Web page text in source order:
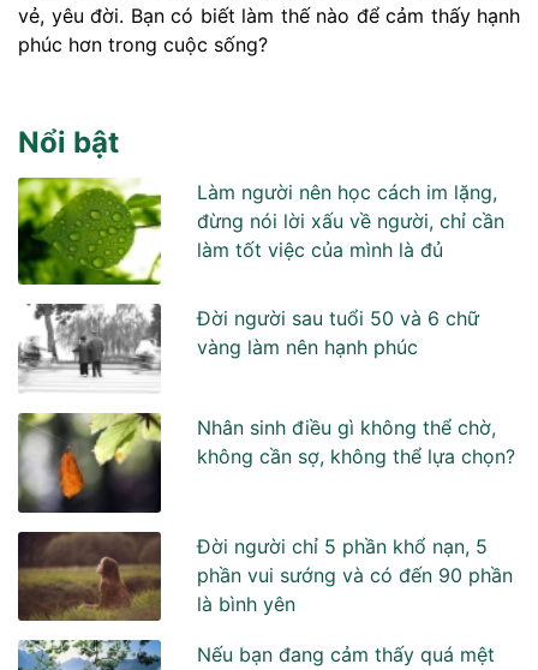
vẻ, yêu đời. Bạn có biết làm thế nào để cảm thấy hạnh
phúc hơn trong cuộc sống?
Nổi bật
Làm người nên học cách im lặng,
đừng nói lời xấu về người, chỉ cần
làm tốt việc của mình là đủ
Đời người sau tuổi 50 và 6 chữ
vàng làm nên hạnh phúc
Nhân sinh điều gì không thể chờ,
không cần sợ, không thể lựa chọn?
Đời người chỉ 5 phần khổ nạn, 5
phần vui sướng và có đến 90 phần
là bình yên
Nếu bạn đang cảm thấy quá mệt